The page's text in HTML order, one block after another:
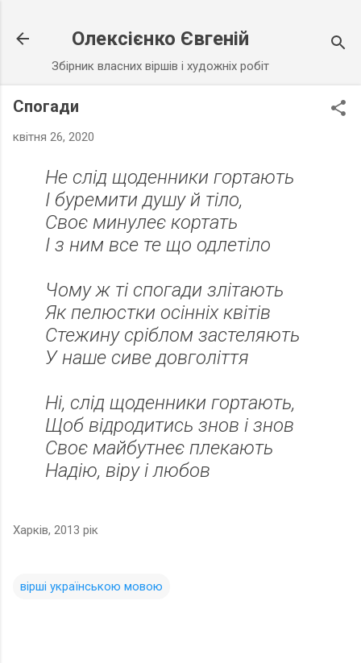
Олексієнко Євгеній
Збірник власних віршів і художніх робіт
Спогади
квітня 26, 2020
Не слід щоденники гортають
І буремити душу й тіло,
Своє минулеє кортать
І з ним все те що одлетіло
Чому ж ті спогади злітають
Як пелюстки осінніх квітів
Стежину сріблом застеляють
У наше сиве довголіття
Ні, слід щоденники гортають,
Щоб відродитись знов і знов
Своє майбутнеє плекають
Надію, віру і любов
Харків, 2013 рік
вірші українською мовою